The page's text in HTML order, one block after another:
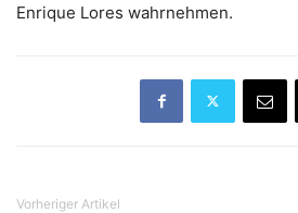
Enrique Lores wahrnehmen.
Vorheriger Artikel